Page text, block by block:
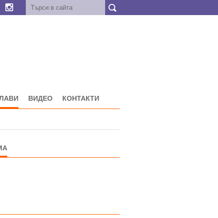
ВИДЕО КОНТАКТИ